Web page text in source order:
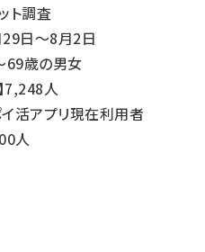
ト調査
29日～8月2日
69歳の男女
7,248人
イ活アプリ現在利用者
人